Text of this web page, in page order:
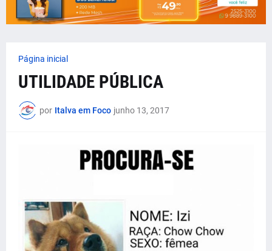
Página inicial
UTILIDADE PÚBLICA
por Italva em Foco junho 13, 2017